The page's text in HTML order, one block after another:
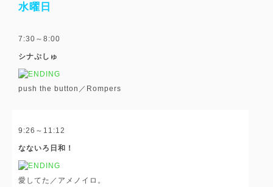
水曜日
7:30～8:00
シナぷしゅ
push the button／Rompers
9:26～11:12
なないろ日和！
愛してた／アメノイロ。